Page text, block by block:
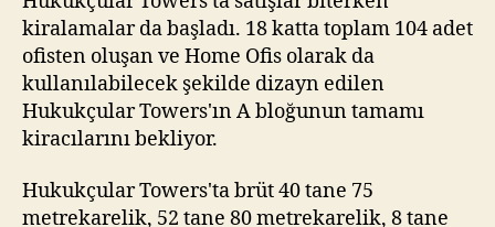
kiralamalar da başladı. 18 katta toplam 104 adet
ofisten oluşan ve Home Ofis olarak da
kullanılabilecek şekilde dizayn edilen
Hukukçular Towers'ın A bloğunun tamamı
kiracılarını bekliyor.
Hukukçular Towers'ta brüt 40 tane 75
metrekarelik, 52 tane 80 metrekarelik, 8 tane